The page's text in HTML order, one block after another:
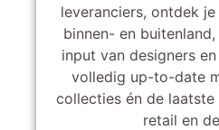
leveranciers, ontdek
binnen- en
input van designers
volledig up-to-date
collecties én de
retail en